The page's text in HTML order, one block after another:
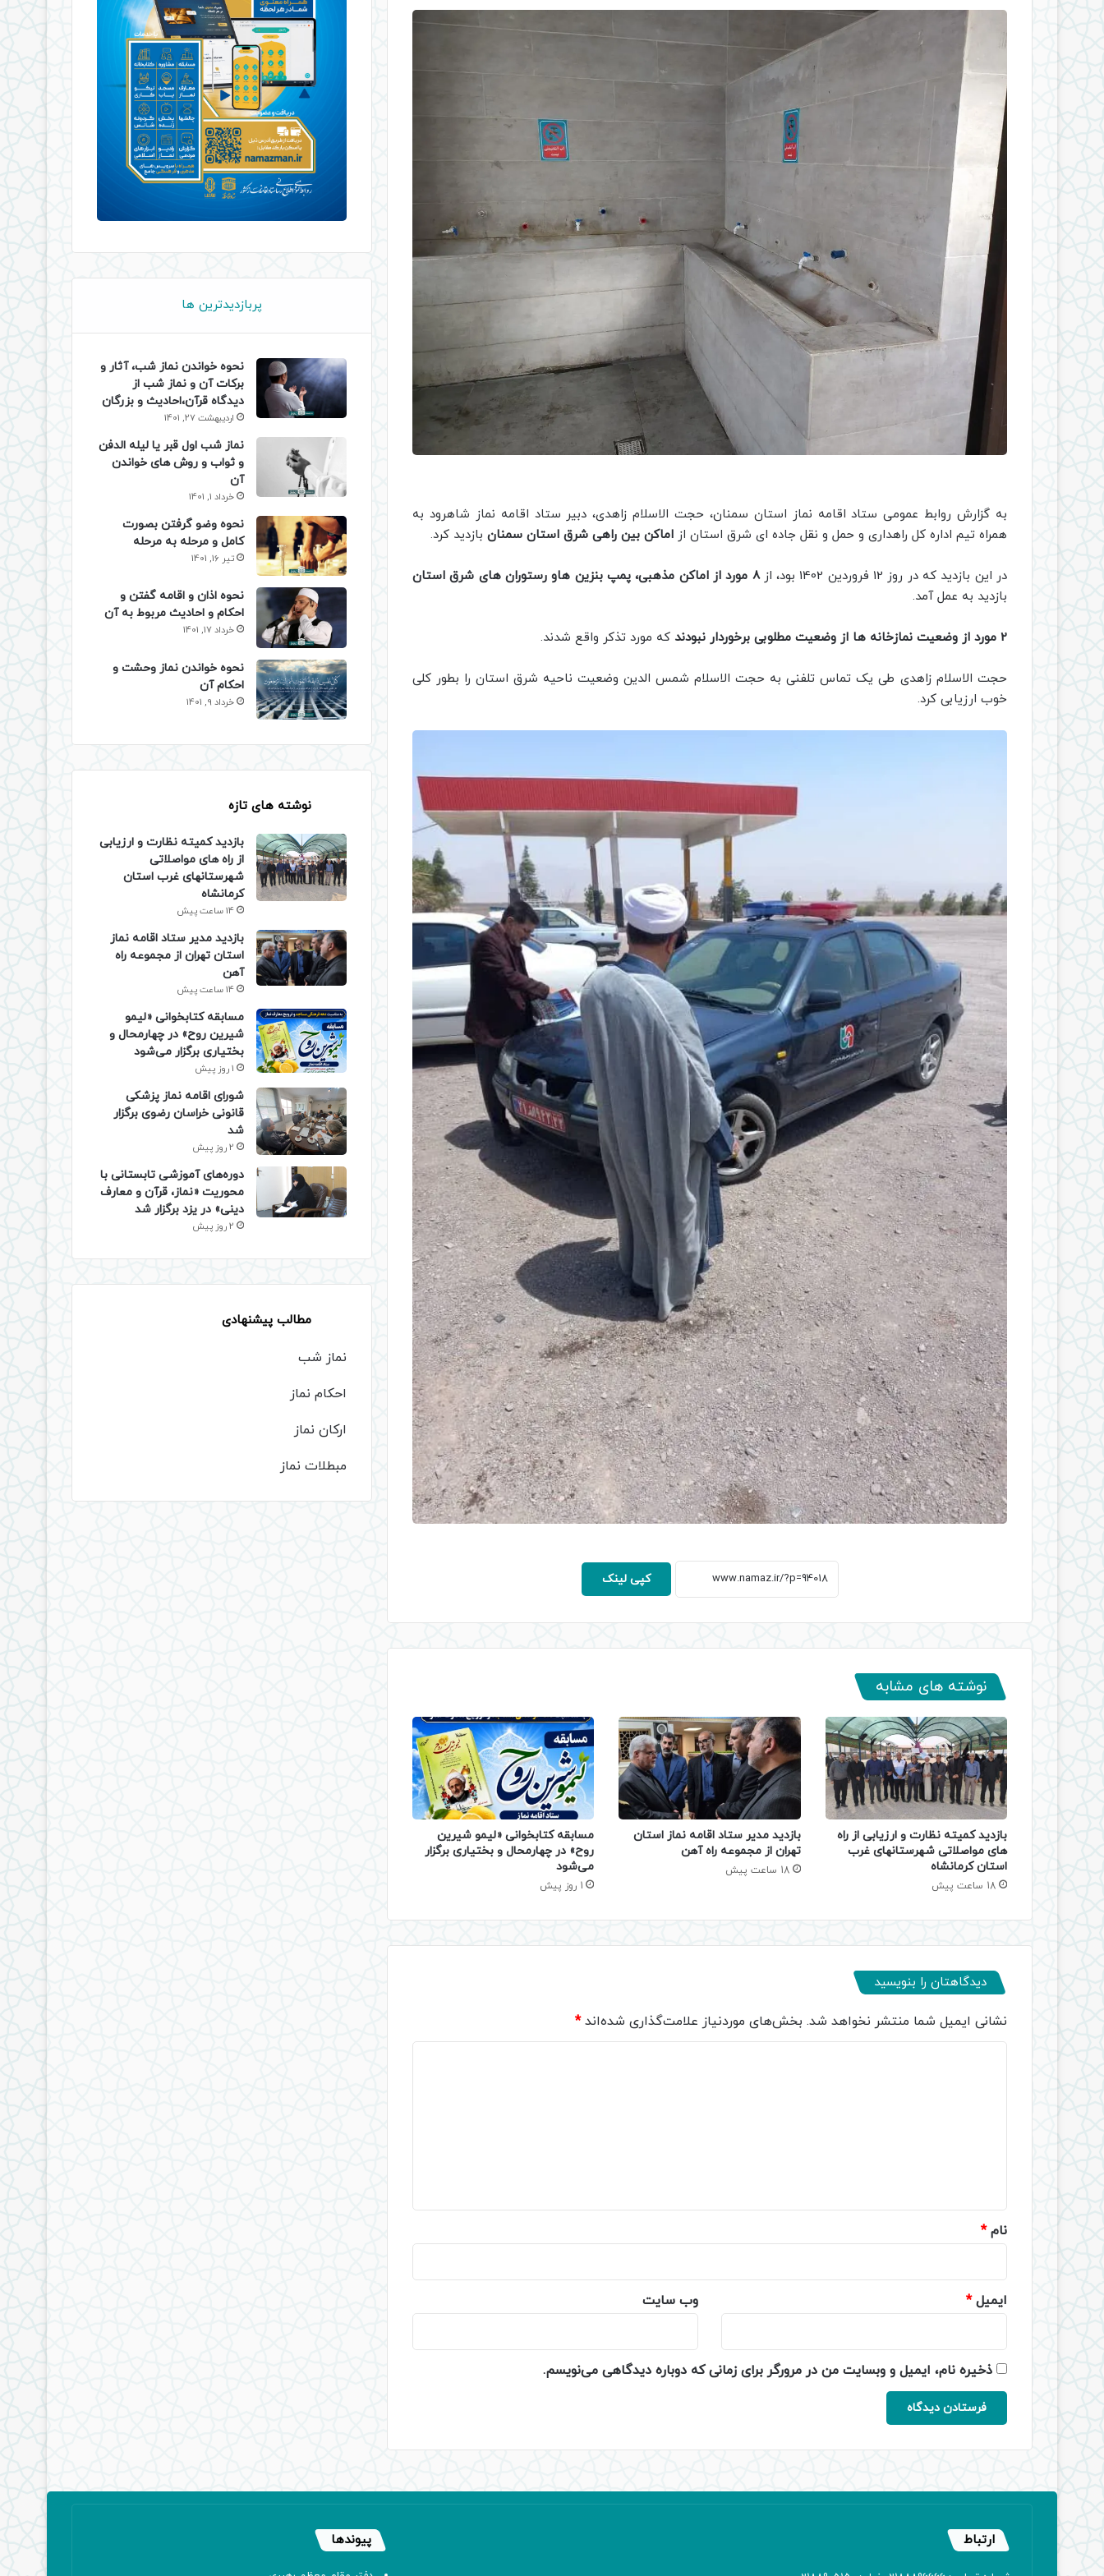
به گزارش روابط عمومی ستاد اقامه نماز استان سمنان، حجت الاسلام زاهدی، دبیر ستاد اقامه نماز شاهرود به
همراه تیم اداره کل راهداری و حمل و نقل جاده ای شرق استان از اماکن بین راهی شرق استان سمنان بازدید کرد.
در این بازدید که در روز 12 فروردین 1402 بود، از
8 مورد از اماکن مذهبی، پمپ بنزین هاو رستوران های شرق استان
بازدید به عمل آمد.
2 مورد از وضعیت نمازخانه ها از وضعیت مطلوبی برخوردار نبودند که مورد تذکر واقع شدند.
حجت الاسلام زاهدی طی یک تماس تلفنی به حجت الاسلام شمس الدین وضعیت ناحیه شرق استان را بطور کلی
خوب ارزیابی کرد.
کپی لینک
نوشته های مشابه
بازدید کمیته نظارت و ارزیابی از راه
های مواصلاتی شهرستانهای غرب
استان کرمانشاه
18 ساعت پیش
بازدید مدیر ستاد اقامه نماز استان
تهران از مجموعه راه آهن
18 ساعت پیش
مسابقه کتابخوانی «لیمو شیرین
روح» در چهارمحال و بختیاری برگزار
می‌شود
1 روز پیش
دیدگاهتان را بنویسید
نشانی ایمیل شما منتشر نخواهد شد. بخش‌های موردنیاز علامت‌گذاری شده‌اند*
نام*
ایمیل* وب‌ سایت
ذخیره نام، ایمیل و وبسایت من در مرورگر برای زمانی که دوباره دیدگاهی می‌نویسم.
پربازدیدترین ها
نحوه خواندن نماز شب، آثار و
برکات آن و نماز شب از
دیدگاه قرآن،احادیث و بزرگان
اردیبهشت 27, 1401
نماز شب اول قبر یا لیله الدفن
و ثواب و روش های خواندن
آن
خرداد 1, 1401
نحوه وضو گرفتن بصورت
کامل و مرحله به مرحله
تیر 16, 1401
نحوه اذان و اقامه گفتن و
احکام و احادیث مربوط به آن
خرداد 17, 1401
نحوه خواندن نماز وحشت و
احکام آن
خرداد 9, 1401
نوشته های تازه
بازدید کمیته نظارت و ارزیابی
از راه های مواصلاتی
شهرستانهای غرب استان
کرمانشاه
14 ساعت پیش
بازدید مدیر ستاد اقامه نماز
استان تهران از مجموعه راه
آهن
14 ساعت پیش
مسابقه کتابخوانی «لیمو
شیرین روح» در چهارمحال و
بختیاری برگزار می‌شود
1 روز پیش
شورای اقامه نماز پزشکی
قانونی خراسان رضوی برگزار
شد
2 روز پیش
دوره‌های آموزشی تابستانی با
محوریت «نماز، قرآن و معارف
دینی» در یزد برگزار شد
2 روز پیش
مطالب پیشنهادی
نماز شب
احکام نماز
ارکان نماز
مبطلات نماز
ارتباط پیوندها